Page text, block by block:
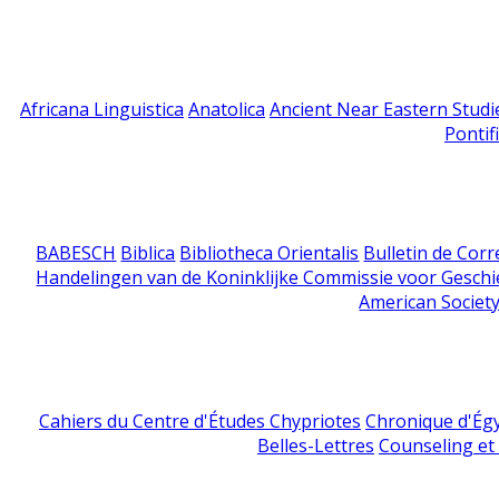
Africana Linguistica Anatolica Ancient Near Eastern
BABESCH Biblica Bibliotheca Orientalis Bulletin de
Handelingen van de Koninklijke Commissie voor
American
Cahiers du Centre d'Études Chypriotes Chronique
Belles-Lettres Counseling